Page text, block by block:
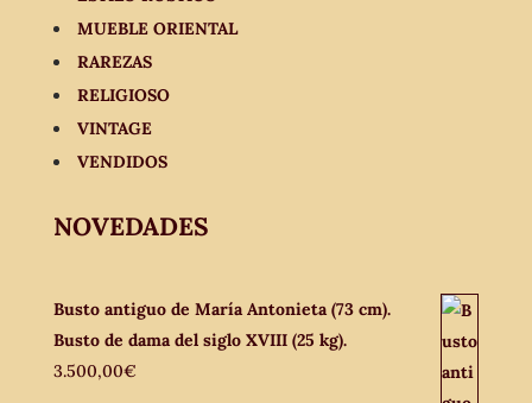
MUEBLE ORIENTAL
RAREZAS
RELIGIOSO
VINTAGE
VENDIDOS
NOVEDADES
Busto antiguo de María Antonieta (73 cm).
Busto de dama del siglo XVIII (25 kg).
3.500,00€